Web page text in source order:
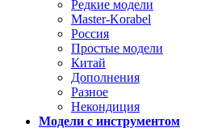
Редкие модели
Master-Korabel
Россия
Простые модели
Китай
Дополнения
Разное
Некондиция
Модели с инструментом